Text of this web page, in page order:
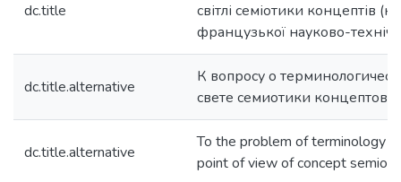
dc.title
світлі семіотики концептів
французької науково-
dc.title.alternative
К вопросу о
свете семиотики концептов
dc.title.alternative
То the problem of terminology
point of view of concept